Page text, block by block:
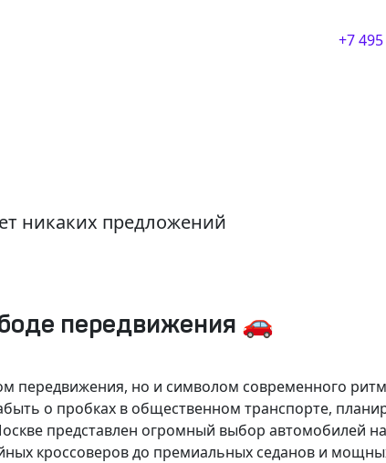
+7
никаких предложений
передвижения 🚗
передвижения, но и символом современного
о пробках в общественном транспорте,
представлен огромный выбор автомобилей
кроссоверов до премиальных седанов и